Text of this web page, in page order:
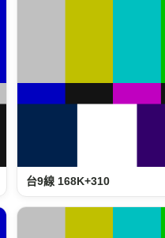
台9線 168K+310